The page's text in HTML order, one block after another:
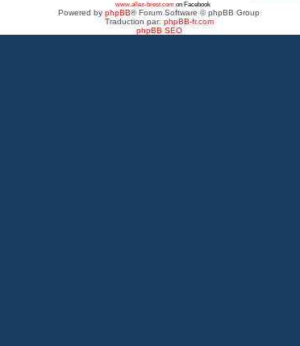
www.allez-brest.com on Facebook
Powered by phpBB® Forum Software © phpBB Group
Traduction par: phpBB-fr.com
phpBB SEO